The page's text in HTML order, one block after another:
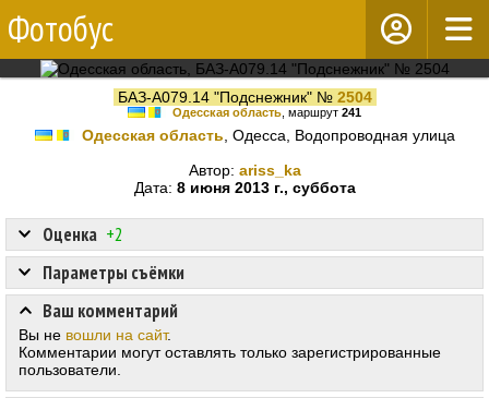
Фотобус
БАЗ-А079.14 "Подснежник" № 2504
Одесская область , маршрут 241
Одесская область , Одесса, Водопроводная улица
Автор: ariss_ka
Дата: 8 июня 2013 г., суббота
Оценка +2
Параметры съёмки
Ваш комментарий
Вы не вошли на сайт.
Комментарии могут оставлять только зарегистрированные
пользователи.